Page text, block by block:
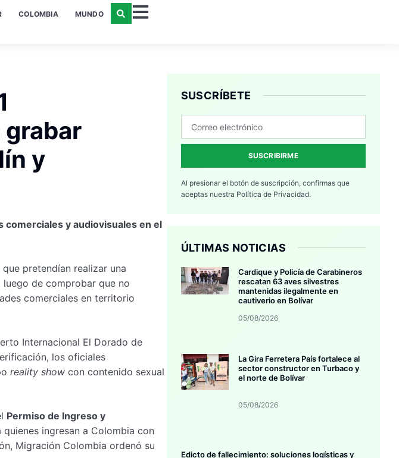
COLOMBIA MUNDO
y
y audiovisuales en el
que pretendían realizar una
luego de comprobar que no
comerciales en territorio
Internacional El Dorado de
los oficiales
reality show con contenido sexual
Permiso de Ingreso y
ingresan a Colombia con
Migración Colombia ordenó su
SUSCRÍBETE
SUSCRIBIRME
Al presionar el botón de suscripción, confirmas que
aceptas nuestra Política de Privacidad.
ÚLTIMAS NOTICIAS
Cardique y Policía de Carabineros
rescatan 63 aves silvestres
mantenidas ilegalmente en
cautiverio en Bolívar
05/08/2026
La Gira Ferretera País fortalece al
sector constructor en Turbaco y
el norte de Bolívar
05/08/2026
Edicto de fallecimiento: soluciones logísticas y